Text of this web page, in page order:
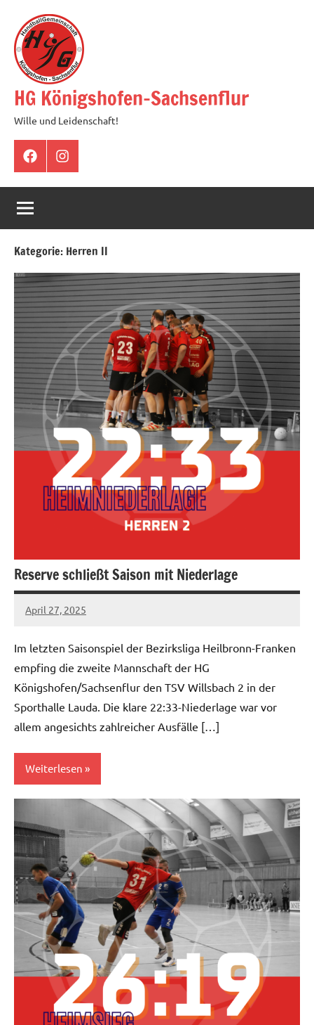
Inhalt
springen
HG Königshofen-Sachsenflur
Wille und Leidenschaft!
FacebookInstagram
Kategorie: Herren II
Reserve schließt Saison mit Niederlage
April 27, 2025
hgadmin
Im letzten Saisonspiel der Bezirksliga Heilbronn-Franken
empfing die zweite Mannschaft der HG
Königshofen/Sachsenflur den TSV Willsbach 2 in der
Sporthalle Lauda. Die klare 22:33-Niederlage war vor
allem angesichts zahlreicher Ausfälle […]
Weiterlesen
II